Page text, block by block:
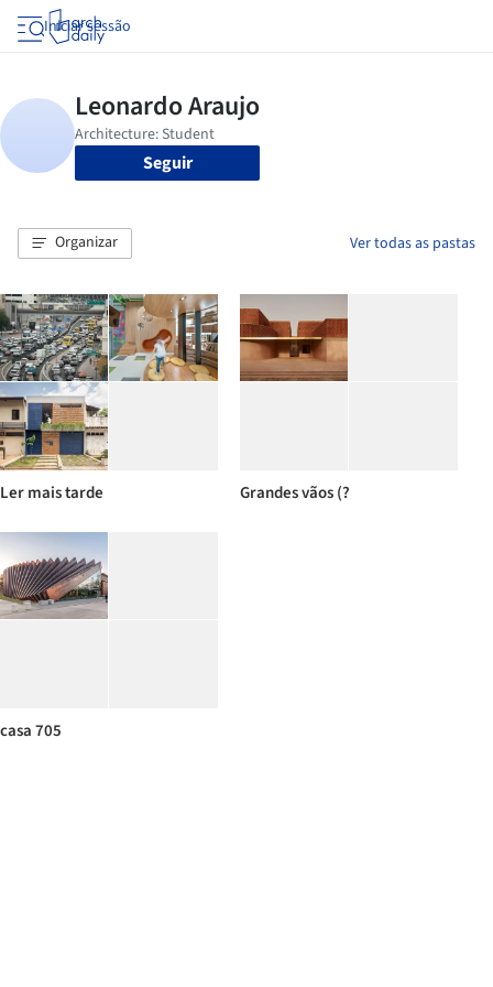
Iniciar sessão
Seguir
Organizar Ver todas as pastas
Ler mais tarde Grandes vãos (?
casa 705